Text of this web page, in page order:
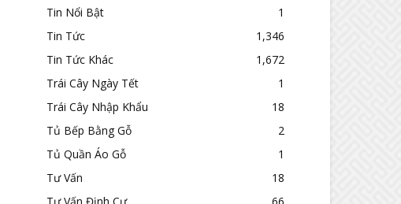
Tin Nổi Bật
1
Tin Tức
1,346
Tin Tức Khác
1,672
Trái Cây Ngày Tết
1
Trái Cây Nhập Khẩu
18
Tủ Bếp Bằng Gỗ
2
Tủ Quần Áo Gỗ
1
Tư Vấn
18